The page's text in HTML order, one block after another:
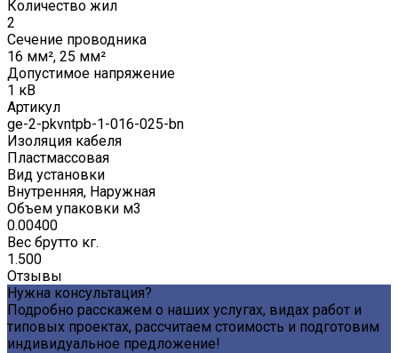
Количество жил
2
Сечение проводника
16 мм², 25 мм²
Допустимое напряжение
1 кВ
Артикул
ge-2-pkvntpb-1-016-025-bn
Изоляция кабеля
Пластмассовая
Вид установки
Внутренняя, Наружная
Объем упаковки м3
0.00400
Вес брутто кг.
1.500
Отзывы
Нужна консультация?
Подробно расскажем о наших услугах, видах работ и
типовых проектах, рассчитаем стоимость и подготовим
индивидуальное предложение!